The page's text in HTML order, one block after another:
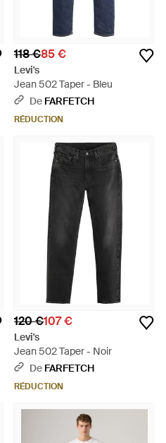
118 €85 €
Levi's
Jean 502 Taper - Bleu
De FARFETCH
RÉDUCTION
120 €107 €
Levi's
Jean 502 Taper - Noir
De FARFETCH
RÉDUCTION